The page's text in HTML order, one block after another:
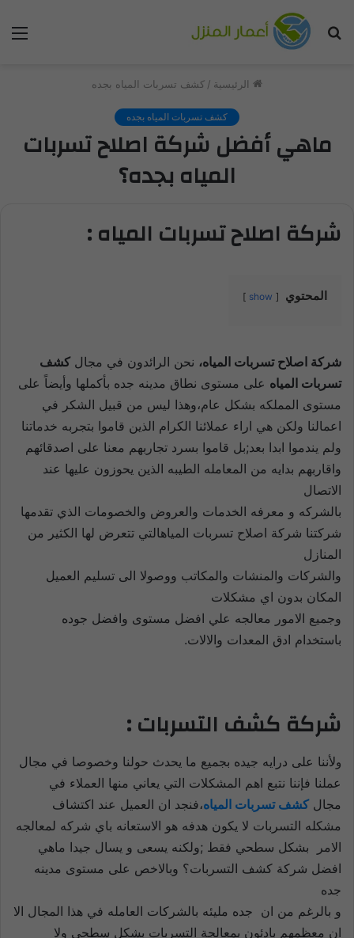
بحث
الرئيسية / كشف تسربات المياه بجده
كشف تسربات المياه بجده
ماهي أفضل شركة اصلاح تسربات
المياه بجده؟
شركة اصلاح تسربات المياه :
المحتوي show
شركة اصلاح تسربات المياه، نحن الرائدون في مجالكشف
تسربات المياه على مستوى نطاق مدينه جده بأكملها وأيضاً على
مستوى المملكه بشكل عام،وهذا ليس من قبيل الشكر في
اعمالنا ولكن هي اراء عملائنا الكرام الذين قاموا بتجربه خدماتنا
ولم يندموا ابدا بعد;بل قاموا بسرد تجاربهم معنا على اصدقائهم
واقاربهم بدايه من المعامله الطيبه الذين يحوزون عليها عند
الاتصال
بالشركه و معرفه الخدمات والعروض والخصومات الذي تقدمها
شركتنا شركة اصلاح تسربات المياهالتي تتعرض لها الكثير من
المنازل
والشركات والمنشات والمكاتب ووصولا الى تسليم العميل
المكان بدون اي مشكلات
وجميع الامور معالجه علي افضل مستوى وافضل جوده
باستخدام ادق المعدات والالات.
شركة كشف التسربات :
ولأننا على درايه جيده بجميع ما يحدث حولنا وخصوصا في مجال
عملنا فإننا نتبع اهم المشكلات التي يعاني منها العملاء في
مجالكشف تسربات المياه،فنجد ان العميل عند اكتشاف
مشكله التسربات لا يكون هدفه هو الاستعانه باي شركه لمعالجه
الامر بشكل سطحي فقط ;ولكنه يسعى و يسال جيدا ماهي
افضل شركة كشف التسربات؟ وبالاخص على مستوى مدينه
جده
و بالرغم من ان جده مليئه بالشركات العامله في هذا المجال الا
ان معظمهم بادئون بمعالجة التسربات بشكل سطحي ولا